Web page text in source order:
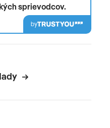
sprievodcov.
by